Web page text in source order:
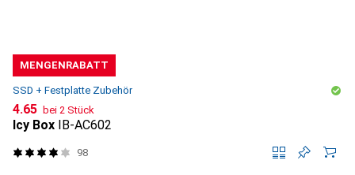
MENGENRABATT
SSD + Festplatte Zubehör
CHF
4.65 bei 2 Stück
Icy Box IB-AC602
98